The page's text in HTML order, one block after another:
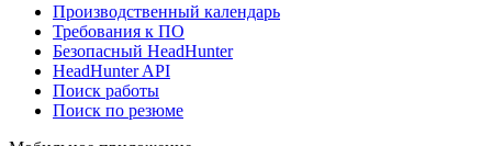
Производственный календарь
Требования к ПО
Безопасный HeadHunter
HeadHunter API
Поиск работы
Поиск по резюме